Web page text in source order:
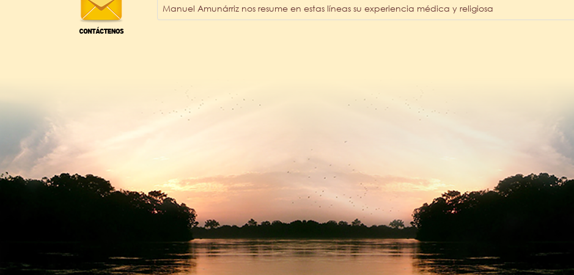
Manuel Amunárriz nos resume en estas líneas su experiencia médica y religiosa